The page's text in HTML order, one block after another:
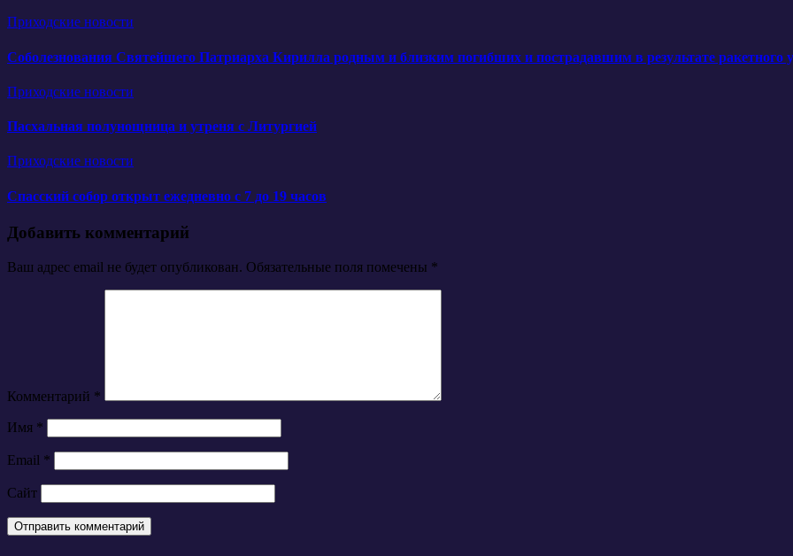
Приходские новости
Соболезнования Святейшего Патриарха Кирилла родным и близким погибших и пострадавшим в результате ракетного
Приходские новости
Пасхальная полунощница и утреня с Литургией
Приходские новости
Спасский собор открыт ежедневно с 7 до 19 часов
Добавить комментарий
Ваш адрес email не будет опубликован. Обязательные поля помечены *
Комментарий *
Имя *
Email *
Сайт